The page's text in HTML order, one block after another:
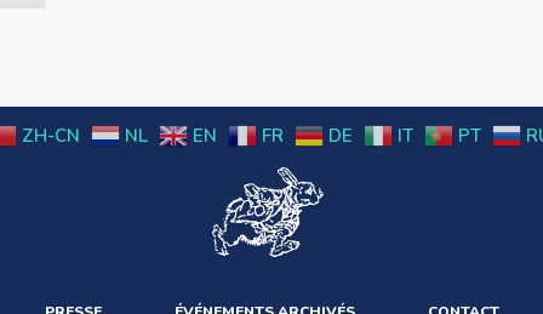
ZH-CN NL EN FR DE IT PT